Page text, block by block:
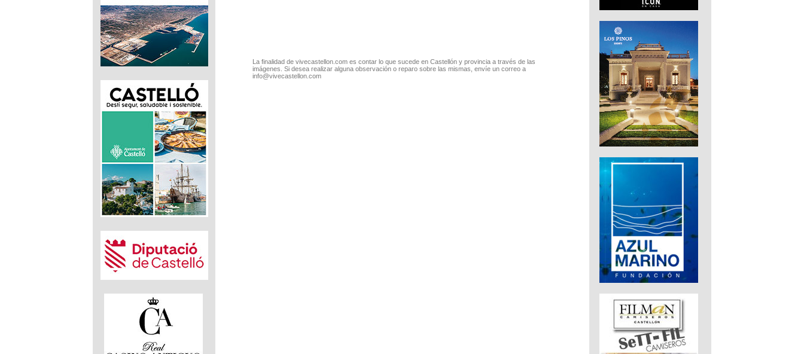
La finalidad de vivecastellon.com es contar lo que sucede en Castellón y provincia a través de las
imágenes. Si desea realizar alguna observación o reparo sobre las mismas, envíe un correo a
info@vivecastellon.com